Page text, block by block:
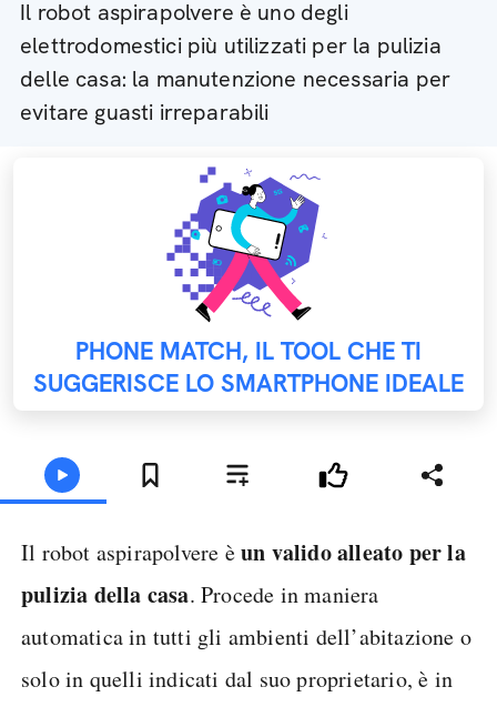
Il robot aspirapolvere è uno degli
elettrodomestici più utilizzati per la pulizia
delle casa: la manutenzione necessaria per
evitare guasti irreparabili
PHONE MATCH, IL TOOL CHE TI
SUGGERISCE LO SMARTPHONE IDEALE
Il robot aspirapolvere èun valido alleato per la
pulizia della casa. Procede in maniera
automatica in tutti gli ambienti dell’abitazione o
solo in quelli indicati dal suo proprietario, è in